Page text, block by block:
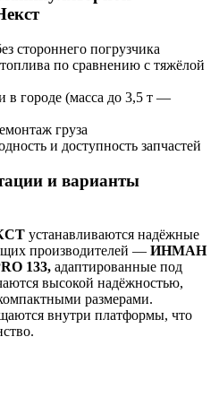
стороннего погрузчика
по сравнению с тяжёлой
в городе (масса до 3,5 т —
груза
и доступность запчастей
и варианты
устанавливаются надёжные
производителей — ИНМАН
133, адаптированные под
высокой надёжностью,
размерами.
внутри платформы, что